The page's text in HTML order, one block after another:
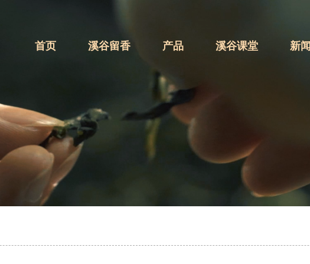
首页 溪谷留香 产品 溪谷课堂 新闻